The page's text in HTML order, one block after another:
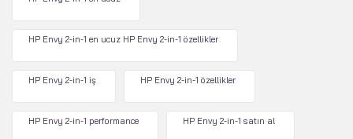
HP Envy 2-in-1 en ucuz HP Envy 2-in-1 özellikler
HP Envy 2-in-1 iş HP Envy 2-in-1 özellikler
HP Envy 2-in-1 performance HP Envy 2-in-1 satın al